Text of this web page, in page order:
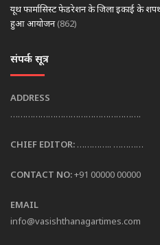
यूथ फार्मासिस्ट फेडरेशन के जिला इकाई के
हुआ आयोजन (862)
संपर्क सूत्र
ADDRESS
…………………………………………….
CHIEF EDITOR: ………….. …………
CONTACT NO:+91 00000 00000
EMAIL
info@vasishthanagartimes.com